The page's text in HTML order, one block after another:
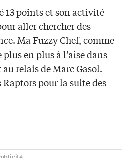
13 points et son activité
aller chercher des
Ma Fuzzy Chef, comme
en plus à l’aise dans
relais de Marc Gasol.
pour la suite des